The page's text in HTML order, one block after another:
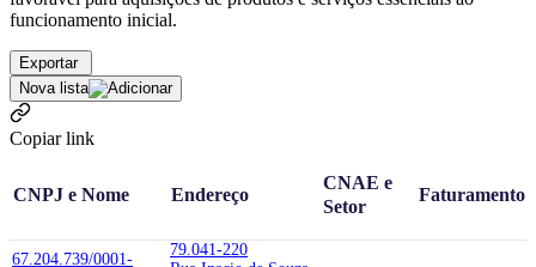
funcionamento inicial.
Exportar
Nova lista
Copiar link
CNPJ e Nome Endereço
CNAE e
Setor
Faturamento
67.204.739/0001-
79.041-220